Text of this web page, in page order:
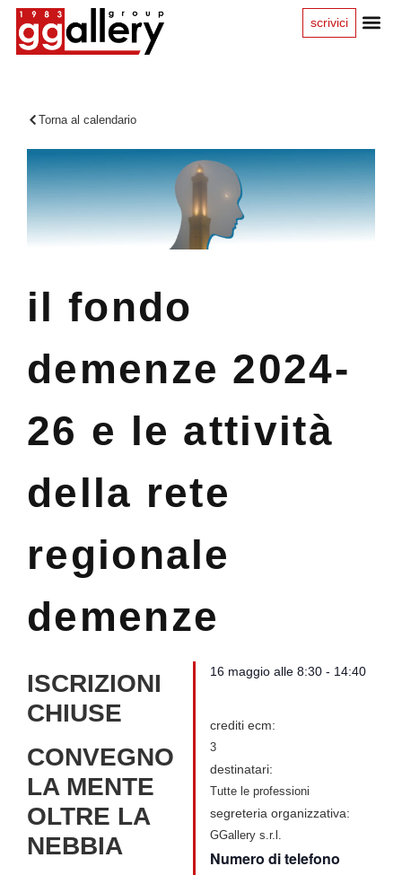
scrivici
Torna al calendario
il fondo
demenze 2024-
26 e le attività
della rete
regionale
demenze
ISCRIZIONI
CHIUSE
CONVEGNO
LA MENTE
OLTRE LA
NEBBIA
16 maggio alle 8:30 - 14:40
crediti ecm:
3
destinatari:
Tutte le professioni
segreteria organizzativa:
GGallery s.r.l.
Numero di telefono